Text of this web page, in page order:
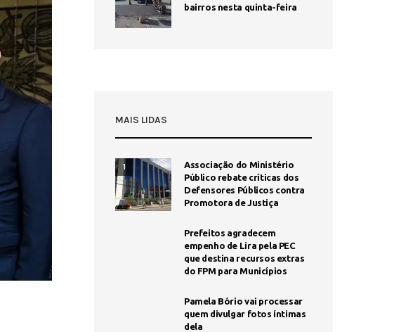
bairros nesta quinta-feira
MAIS LIDAS
1
Associação do Ministério
Público rebate críticas dos
Defensores Públicos contra
Promotora de Justiça
Prefeitos agradecem
empenho de Lira pela PEC
que destina recursos extras
do FPM para Municípios
Pamela Bório vai processar
quem divulgar fotos íntimas
dela